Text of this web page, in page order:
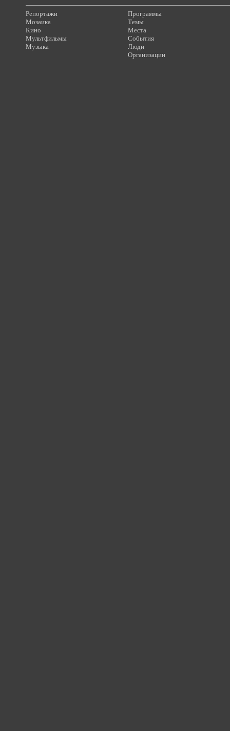
Репортажи
Мозаика
Кино
Мультфильмы
Музыка
Программы
Темы
Места
События
Люди
Организации